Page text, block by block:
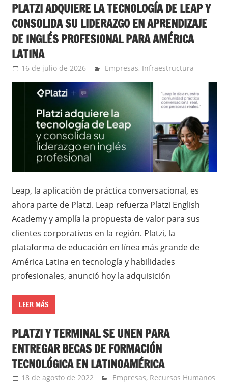
PLATZI ADQUIERE LA TECNOLOGÍA DE LEAP Y
CONSOLIDA SU LIDERAZGO EN APRENDIZAJE
DE INGLÉS PROFESIONAL PARA AMÉRICA
LATINA
16 de julio de 2026 Ernesto Herrera
Empresas, Infraestructura
Leap, la aplicación de práctica conversacional, es
ahora parte de Platzi. Leap refuerza Platzi English
Academy y amplía la propuesta de valor para sus
clientes corporativos en la región. Platzi, la
plataforma de educación en línea más grande de
América Latina en tecnología y habilidades
profesionales, anunció hoy la adquisición
LEER MÁS
PLATZI Y TERMINAL SE UNEN PARA
ENTREGAR BECAS DE FORMACIÓN
TECNOLÓGICA EN LATINOAMÉRICA
18 de agosto de 2022 Ernesto Herrera
Empresas, Recursos Humanos